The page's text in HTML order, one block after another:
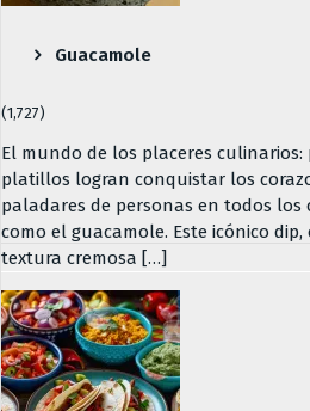
Guacamole
(1,727)
El mundo de los placeres culinarios:
platillos logran conquistar los
paladares de personas en todos los
como el guacamole. Este icónico dip,
textura cremosa […]